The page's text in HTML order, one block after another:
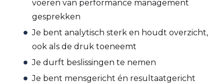
voeren van performance management
gesprekken
Je bent analytisch sterk en houdt overzicht,
ook als de druk toeneemt
Je durft beslissingen te nemen
Je bent mensgericht én resultaatgericht